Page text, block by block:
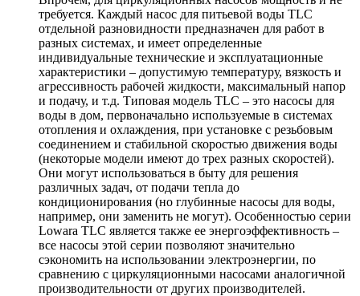
требуется. Каждый насос для питьевой воды TLC
отдельной разновидности предназначен для работ в
разных системах, и имеет определенные
индивидуальные технические и эксплуатационные
характеристики – допустимую температуру, вязкость и
агрессивность рабочей жидкости, максимальный напор
и подачу, и т.д. Типовая модель TLC – это насосы для
воды в дом, первоначально используемые в системах
отопления и охлаждения, при установке с резьбовым
соединением и стабильной скоростью движения воды
(некоторые модели имеют до трех разных скоростей).
Они могут использоваться в быту для решения
различных задач, от подачи тепла до
кондиционирования (но глубинные насосы для воды,
например, они заменить не могут). Особенностью серии
Lowara TLC является также ее энергоэффективность –
все насосы этой серии позволяют значительно
сэкономить на использовании электроэнергии, по
сравнению с циркуляционными насосами аналогичной
производительности от других производителей.